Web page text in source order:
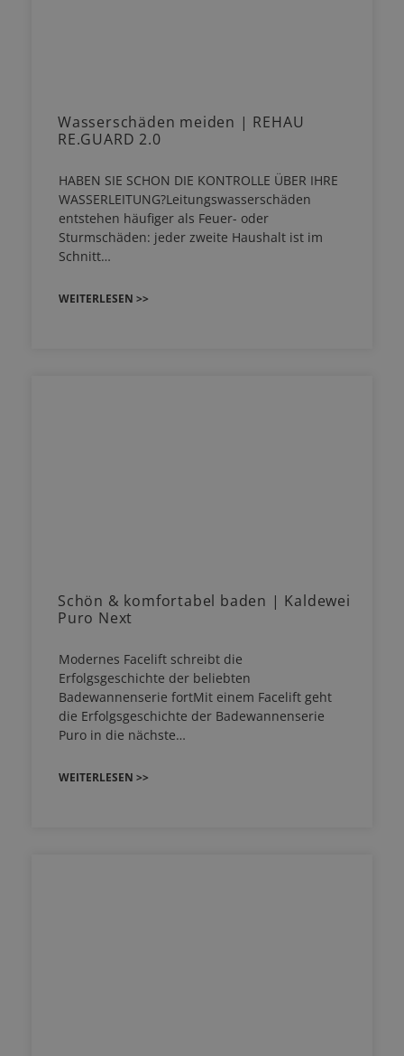
Wasserschäden meiden | REHAU
RE.GUARD 2.0
HABEN SIE SCHON DIE KONTROLLE ÜBER IHRE
WASSERLEITUNG?Leitungswasserschäden
entstehen häufiger als Feuer- oder
Sturmschäden: jeder zweite Haushalt ist im
Schnitt…
WEITERLESEN >>
Schön & komfortabel baden | Kaldewei
Puro Next
Modernes Facelift schreibt die
Erfolgsgeschichte der beliebten
Badewannenserie fortMit einem Facelift geht
die Erfolgsgeschichte der Badewannenserie
Puro in die nächste…
WEITERLESEN >>